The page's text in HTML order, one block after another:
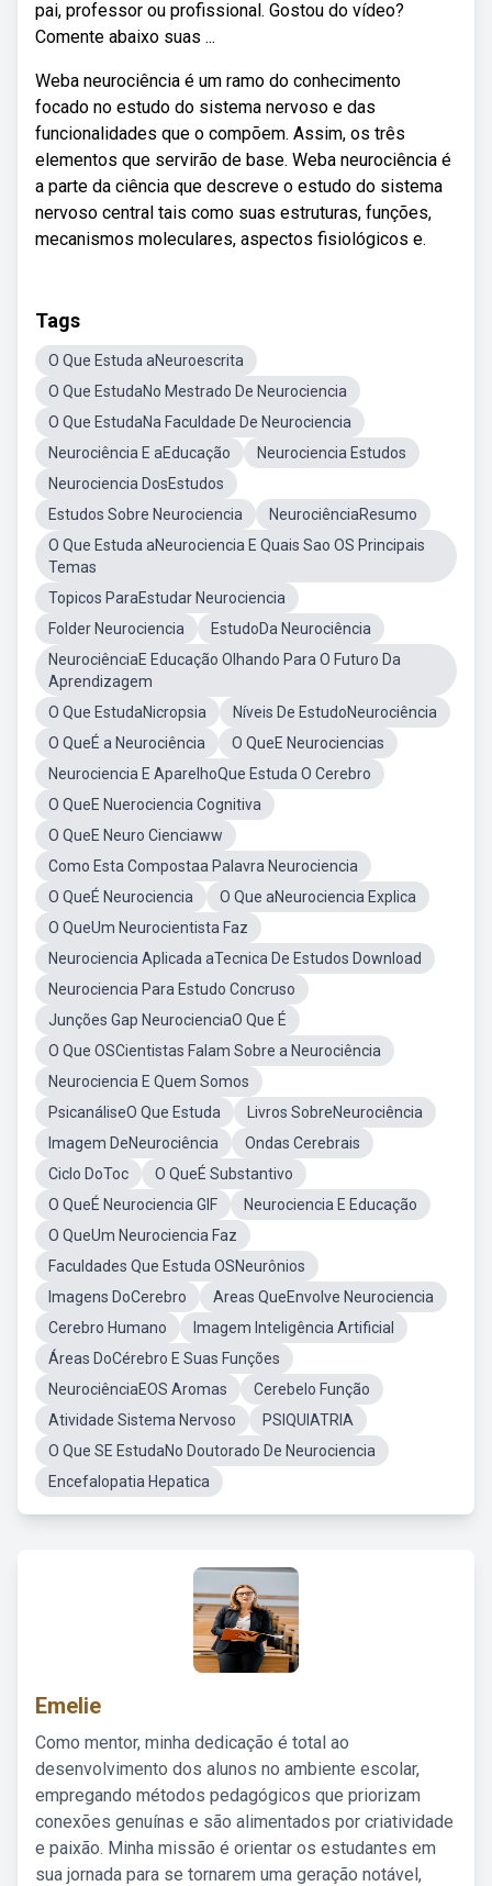
pai, professor ou profissional. Gostou do vídeo?
Comente abaixo suas ...
Weba neurociência é um ramo do conhecimento
focado no estudo do sistema nervoso e das
funcionalidades que o compõem. Assim, os três
elementos que servirão de base. Weba neurociência é
a parte da ciência que descreve o estudo do sistema
nervoso central tais como suas estruturas, funções,
mecanismos moleculares, aspectos fisiológicos e.
Tags
O Que Estuda aNeuroescrita
O Que EstudaNo Mestrado De Neurociencia
O Que EstudaNa Faculdade De Neurociencia
Neurociência E aEducação
Neurociencia Estudos
Neurociencia DosEstudos
Estudos Sobre Neurociencia
NeurociênciaResumo
O Que Estuda aNeurociencia E Quais Sao OS Principais
Temas
Topicos ParaEstudar Neurociencia
Folder Neurociencia
EstudoDa Neurociência
NeurociênciaE Educação Olhando Para O Futuro Da
Aprendizagem
O Que EstudaNicropsia
Níveis De EstudoNeurociência
O QueÉ a Neurociência
O QueE Neurociencias
Neurociencia E AparelhoQue Estuda O Cerebro
O QueE Nuerociencia Cognitiva
O QueE Neuro Cienciaww
Como Esta Compostaa Palavra Neurociencia
O QueÉ Neurociencia
O Que aNeurociencia Explica
O QueUm Neurocientista Faz
Neurociencia Aplicada aTecnica De Estudos Download
Neurociencia Para Estudo Concruso
Junções Gap NeurocienciaO Que É
O Que OSCientistas Falam Sobre a Neurociência
Neurociencia E Quem Somos
PsicanáliseO Que Estuda
Livros SobreNeurociência
Imagem DeNeurociência
Ondas Cerebrais
Ciclo DoToc
O QueÉ Substantivo
O QueÉ Neurociencia GIF
Neurociencia E Educação
O QueUm Neurociencia Faz
Faculdades Que Estuda OSNeurônios
Imagens DoCerebro
Areas QueEnvolve Neurociencia
Cerebro Humano
Imagem Inteligência Artificial
Áreas DoCérebro E Suas Funções
NeurociênciaEOS Aromas
Cerebelo Função
Atividade Sistema Nervoso
PSIQUIATRIA
O Que SE EstudaNo Doutorado De Neurociencia
Encefalopatia Hepatica
Emelie
Como mentor, minha dedicação é total ao
desenvolvimento dos alunos no ambiente escolar,
empregando métodos pedagógicos que priorizam
conexões genuínas e são alimentados por criatividade
e paixão. Minha missão é orientar os estudantes em
sua jornada para se tornarem uma geração notável,